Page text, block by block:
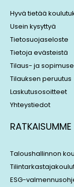
i
n
s
Hyvä tietää
Usein kysyttyä
Tietosuojaseloste
Tietoja evästeistä
Tilaus- ja
Tilauksen peruutus
Laskutusosoitteet
Yhteystiedot
RATKAISUMME
Taloushallinnon
ESG-